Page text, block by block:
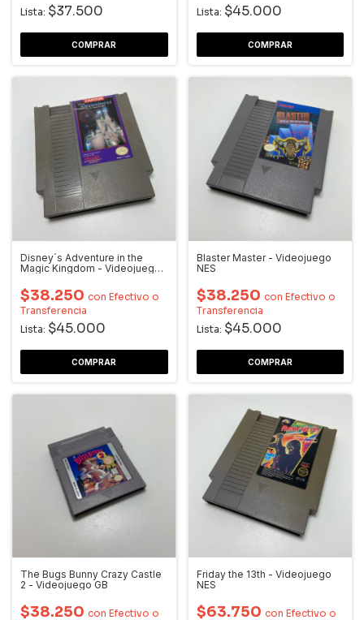
Lista: $37.500
Lista: $45.000
Disney´s Adventure in the
Magic Kingdom - Videojuego
$38.250 con Efectivo o
Transferencia
Lista: $45.000
Blaster Master - Videojuego
NES
$38.250 con Efectivo o
Transferencia
Lista: $45.000
The Bugs Bunny Crazy Castle
2 - Videojuego GB
$38.250 con Efectivo o
Friday the 13th - Videojuego
NES
$63.750 con Efectivo o